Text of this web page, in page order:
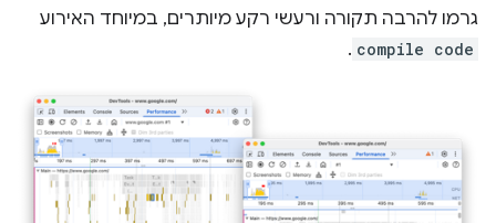
גרמו להרבה תקורה ורעשי רקע מיותרים, במיוחד האירוע
compile code
.